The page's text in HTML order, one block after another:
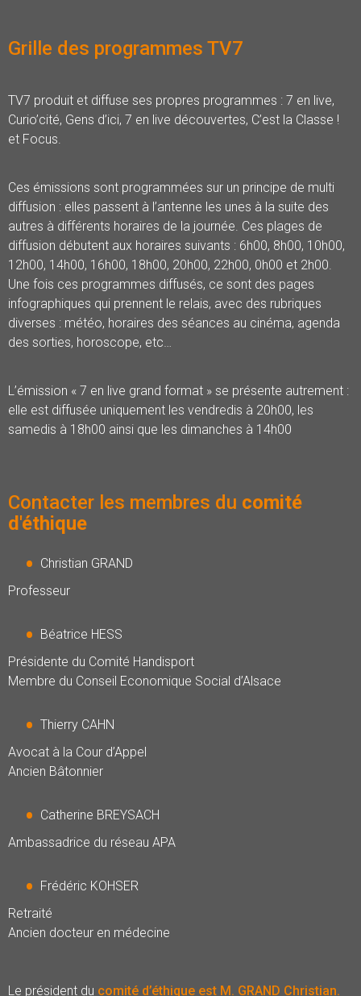
Grille des programmes TV7
TV7 produit et diffuse ses propres programmes : 7 en live,
Curio’cité, Gens d’ici, 7 en live découvertes, C’est la Classe !
et Focus.
Ces émissions sont programmées sur un principe de multi
diffusion : elles passent à l’antenne les unes à la suite des
autres à différents horaires de la journée. Ces plages de
diffusion débutent aux horaires suivants : 6h00, 8h00, 10h00,
12h00, 14h00, 16h00, 18h00, 20h00, 22h00, 0h00 et 2h00.
Une fois ces programmes diffusés, ce sont des pages
infographiques qui prennent le relais, avec des rubriques
diverses : météo, horaires des séances au cinéma, agenda
des sorties, horoscope, etc…
L’émission « 7 en live grand format » se présente autrement :
elle est diffusée uniquement les vendredis à 20h00, les
samedis à 18h00 ainsi que les dimanches à 14h00
Contacter les membres du comité
d'éthique
Christian GRAND
Professeur
Béatrice HESS
Présidente du Comité Handisport
Membre du Conseil Economique Social d’Alsace
Thierry CAHN
Avocat à la Cour d’Appel
Ancien Bâtonnier
Catherine BREYSACH
Ambassadrice du réseau APA
Frédéric KOHSER
Retraité
Ancien docteur en médecine
Le président du comité d’éthique est M. GRAND Christian.